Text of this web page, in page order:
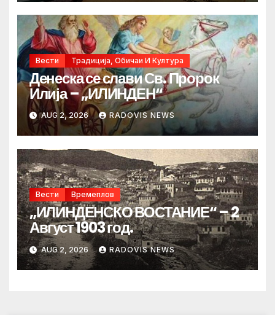
Вести Традиција, Обичаи И Култура
Денеска се слави Св. Пророк
Илија – „ИЛИНДЕН“
AUG 2, 2026 RADOVIS NEWS
Вести Времеплов
„ИЛИНДЕНСКО ВОСТАНИЕ“ – 2
Август 1903 год.
AUG 2, 2026 RADOVIS NEWS